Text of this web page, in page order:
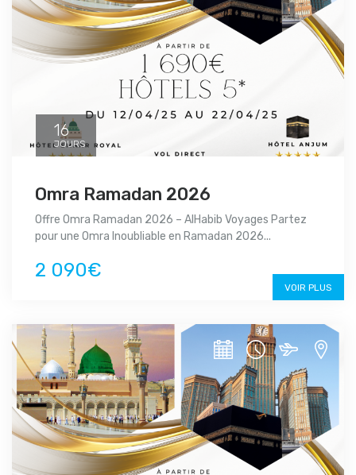
16
JOURS
Omra Ramadan 2026
Offre Omra Ramadan 2026 – AlHabib Voyages Partez
pour une Omra Inoubliable en Ramadan 2026...
2 090€
VOIR PLUS